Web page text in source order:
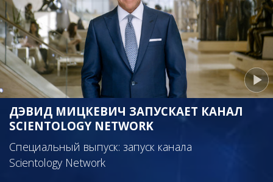
ДЭВИД МИЦКЕВИЧ ЗАПУСКАЕТ КАНАЛ
SCIENTOLOGY NETWORK
Специальный выпуск: запуск канала
Scientology Network